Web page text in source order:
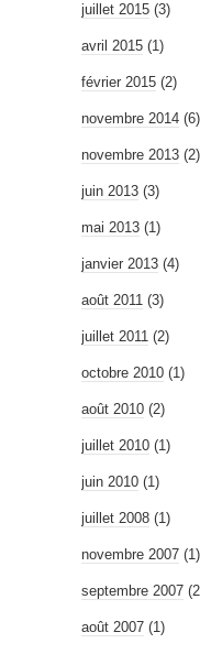
juillet 2015 (3)
avril 2015 (1)
février 2015 (2)
novembre 2014 (6)
novembre 2013 (2)
juin 2013 (3)
mai 2013 (1)
janvier 2013 (4)
août 2011 (3)
juillet 2011 (2)
octobre 2010 (1)
août 2010 (2)
juillet 2010 (1)
juin 2010 (1)
juillet 2008 (1)
novembre 2007 (1)
septembre 2007
août 2007 (1)